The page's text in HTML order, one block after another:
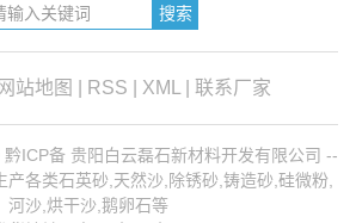
网站地图 RSS XML 联系厂家
ICP备 贵阳白云磊石新材料开发有限公司 --
各类石英砂,天然沙,除锈砂,铸造砂,硅微粉,
河沙,烘干沙,鹅卵石等